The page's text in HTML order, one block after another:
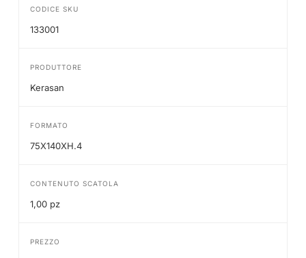
CODICE SKU
133001
PRODUTTORE
Kerasan
FORMATO
75X140XH.4
CONTENUTO SCATOLA
1,00 pz
PREZZO